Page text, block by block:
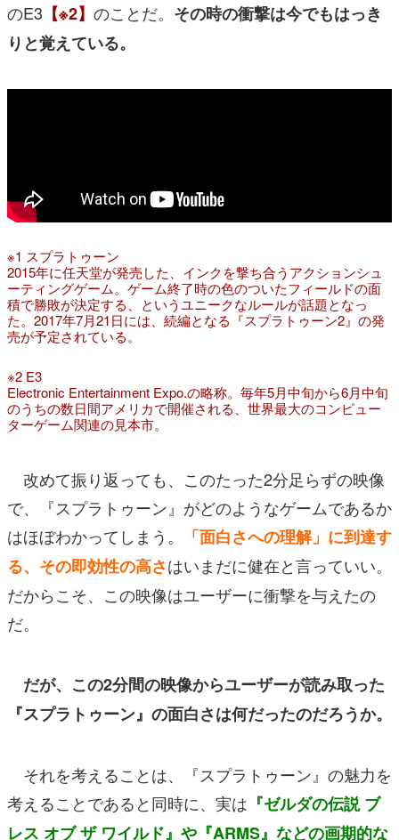
のE3 【※2】 のことだ。 その時の衝撃は今でもはっき
りと覚えている。
※1 スプラトゥーン
2015年に任天堂が発売した、インクを撃ち合うアクションシュ
ーティングゲーム。ゲーム終了時の色のついたフィールドの面
積で勝敗が決定する、というユニークなルールが話題となっ
た。2017年7月21日には、続編となる『スプラトゥーン2』の発
売が予定されている。
※2 E3
Electronic Entertainment Expo.の略称。毎年5月中旬から6月中旬
のうちの数日間アメリカで開催される、世界最大のコンピュー
ターゲーム関連の見本市。
改めて振り返っても、このたった2分足らずの映像
で、『スプラトゥーン』がどのようなゲームであるか
はほぼわかってしまう。
「面白さへの理解」に到達す
る、その即効性の高さはいまだに健在と言っていい。
だからこそ、この映像はユーザーに衝撃を与えたの
だ。
だが、この2分間の映像からユーザーが読み取った
『スプラトゥーン』の面白さは何だったのだろうか。
それを考えることは、『スプラトゥーン』の魅力を
考えることであると同時に、実は 『ゼルダの伝説 ブ
レス オブ ザ ワイルド』や『ARMS』などの画期的な